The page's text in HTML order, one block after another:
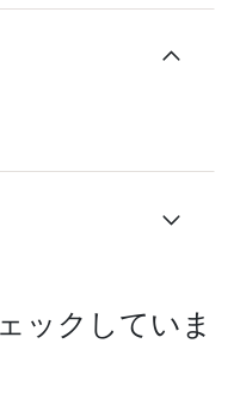
ックしていま